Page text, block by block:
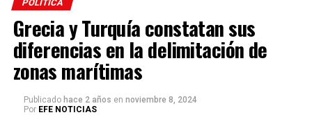
POLÍTICA
Grecia y Turquía constatan sus
diferencias en la delimitación de
zonas marítimas
Publicado hace 2 años en noviembre 8, 2024
Por EFE NOTICIAS